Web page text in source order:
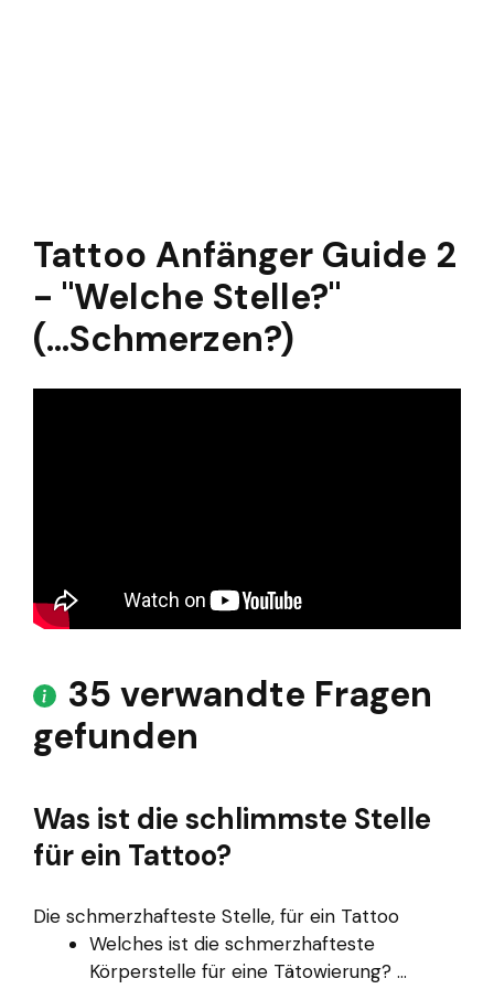
Tattoo Anfänger Guide 2
- "Welche Stelle?"
(...Schmerzen?)
35 verwandte Fragen
gefunden
Was ist die schlimmste Stelle
für ein Tattoo?
Die schmerzhafteste Stelle, für ein Tattoo
Welches ist die schmerzhafteste
Körperstelle für eine Tätowierung? ...